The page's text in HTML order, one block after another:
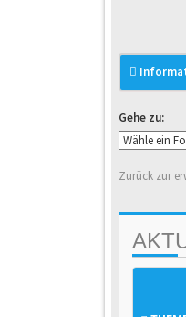
Gehe zu:
Zurück zur